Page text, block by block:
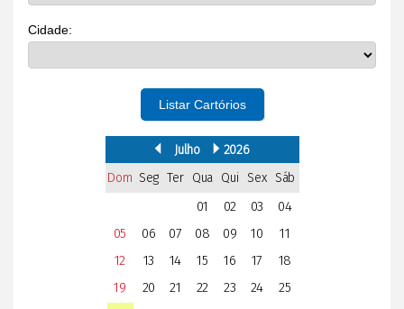
Cidade:
Listar Cartórios